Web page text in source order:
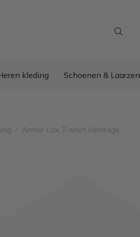
kleding Schoenen & Laarzen
Armor Lux T-shirt Heritage